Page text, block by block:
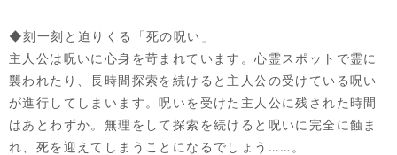
◆刻一刻と迫りくる「死の呪い」
主人公は呪いに心身を苛まれています。心霊スポットで霊に
襲われたり、長時間探索を続けると主人公の受けている呪い
が進行してしまいます。呪いを受けた主人公に残された時間
はあとわずか。無理をして探索を続けると呪いに完全に蝕ま
れ、死を迎えてしまうことになるでしょう……。